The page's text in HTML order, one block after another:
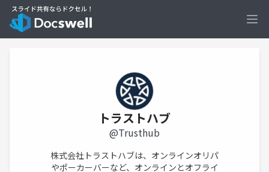
トラストハブ
@Trusthub
株式会社トラストハブは、オンラインオリパ
やポーカーバーなど、オンラインとオフライ